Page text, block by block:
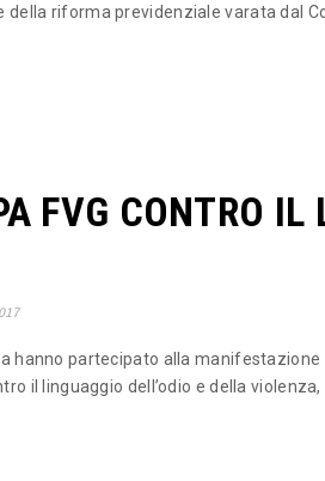
della riforma previdenziale varata dal
FVG CONTRO IL
hanno partecipato alla manifestazione
il linguaggio dell’odio e della violenza,